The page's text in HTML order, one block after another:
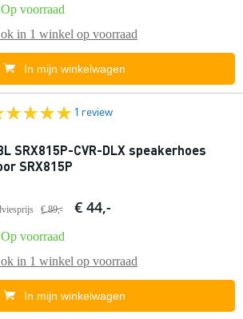
Op voorraad
in 1 winkel op voorraad
In mijn winkelwagen
1 review
SRX815P-CVR-DLX speakerhoes
SRX815P
€ 89,- € 44,-
Op voorraad
in 1 winkel op voorraad
In mijn winkelwagen